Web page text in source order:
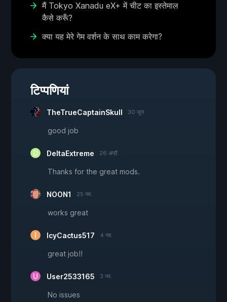
मैं Tokyo Xanadu eX+ में चीट का इस्तेमाल
कैसे करूँ?
क्या यह मेरे गेम वर्शन के साथ काम करेगा?
टिप्पणियां
TheTrueCaptainSkull 30 जून
good job
DeltaExtreme 26 अप्रै.
Thanks for the great mods.
NOON1 25 नव.
works great
IcyCactus517 4 नव.
great job!!
User2533165 3 नव.
No issues